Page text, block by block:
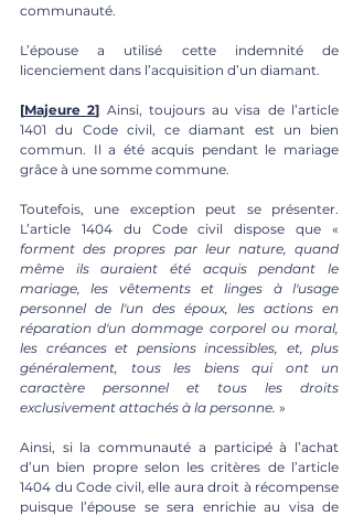
communauté.
L’épouse a utilisé cette indemnité de
licenciement dans l’acquisition d’un diamant.
[Majeure 2] Ainsi, toujours au visa de l’article
1401 du Code civil, ce diamant est un bien
commun. Il a été acquis pendant le mariage
grâce à une somme commune.
Toutefois, une exception peut se présenter.
forment des propres par leur nature, quand
même ils auraient été acquis pendant le
mariage, les vêtements et linges à l'usage
personnel de l'un des époux, les actions en
réparation d'un dommage corporel ou moral,
les créances et pensions incessibles, et, plus
généralement, tous les biens qui ont un
caractère personnel et tous les droits
exclusivement attachés à la personne. »
Ainsi, si la communauté a participé à l’achat
d’un bien propre selon les critères de l’article
1404 du Code civil, elle aura droit à récompense
puisque l’épouse se sera enrichie au visa de